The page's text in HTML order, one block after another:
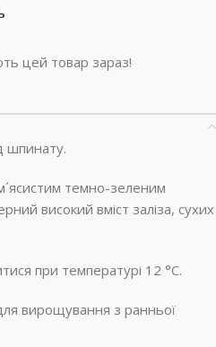
цей товар зараз!
шпинату.
темно-зеленим
високий вміст заліза, сухих
при температурі 12 °С.
вирощування з ранньої